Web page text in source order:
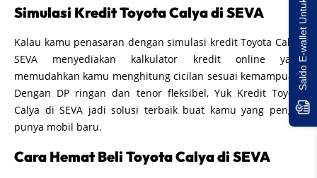
Simulasi Kredit Toyota Calya di SEVA
Kalau kamu penasaran dengan simulasi kredit Toyota Calya,
SEVA menyediakan kalkulator kredit online yang
memudahkan kamu menghitung cicilan sesuai kemampuan.
Dengan DP ringan dan tenor fleksibel, Yuk Kredit Toyota
Calya di SEVA jadi solusi terbaik buat kamu yang pengin
punya mobil baru.
Cara Hemat Beli Toyota Calya di SEVA
Saldo E-wallet Untukmu!